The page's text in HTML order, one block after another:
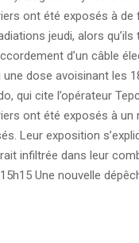
ont été exposés à
jeudi, alors qu’ils
d’un câble
une dose avoisinant les
qui cite l’opérateur
ont été exposés à un
Leur exposition
infiltrée dans leur
Une nouvelle